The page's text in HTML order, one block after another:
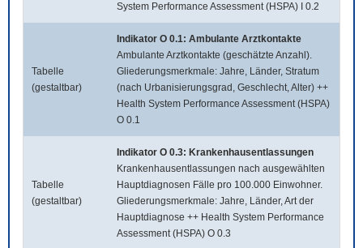
System Performance Assessment (HSPA) I 0.2
Tabelle
(gestaltbar)
Indikator O 0.1: Ambulante Arztkontakte
Ambulante Arztkontakte (geschätzte Anzahl).
Gliederungsmerkmale: Jahre, Länder, Stratum
(nach Urbanisierungsgrad, Geschlecht, Alter) ++
Health System Performance Assessment (HSPA)
O 0.1
Tabelle
(gestaltbar)
Indikator O 0.3: Krankenhausentlassungen
Krankenhausentlassungen nach ausgewählten
Hauptdiagnosen Fälle pro 100.000 Einwohner.
Gliederungsmerkmale: Jahre, Länder, Art der
Hauptdiagnose ++ Health System Performance
Assessment (HSPA) O 0.3